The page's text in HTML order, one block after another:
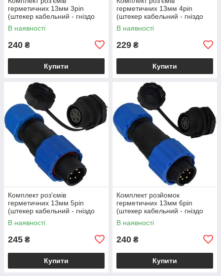
герметичних 13мм 3pin
(штекер кабельний - гніздо
монтажне)
В наявності
240 ₴
Купити
герметичних 13мм 4pin
(штекер кабельний - гніздо
монтажне)
В наявності
229 ₴
Купити
Комплект роз'ємів
герметичних 13мм 5pin
(штекер кабельний - гніздо
монтажне)
В наявності
245 ₴
Купити
Комплект розйомок
герметичних 13мм 6pin
(штекер кабельний - гніздо
монтажне)
В наявності
240 ₴
Купити